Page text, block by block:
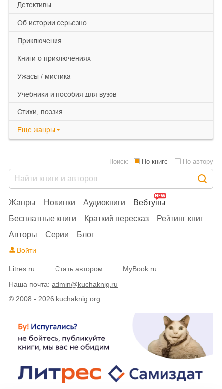
детективы
об истории серьезно
приключения
книги о приключениях
ужасы / мистика
учебники и пособия для вузов
cтихи, поэзия
Еще жанры
© 2008 - 2026 kuchaknig.org
Жанры Новинки Аудиокниги
Вебтуны
Бесплатные книги
Краткий пересказ
Рейтинг книг
Авторы
Серии Блог
Поиск: По книге По автору
Войти
Litres.ru Стать автором
MyBook.ru
Наша почта: admin@kuchaknig.ru